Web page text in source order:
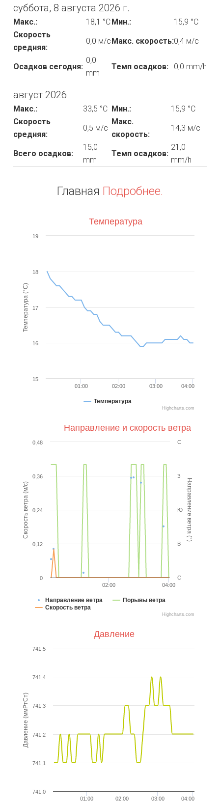
суббота, 8 августа 2026 г.
Макс.: 18,1 °CМин.:
15,9 °C
Скорость
средняя:
0,0 м/сМакс. скорость:0,4 м/с
Осадков сегодня:
0,0
mm
Темп осадков: 0,0 mm/h
август 2026
Макс.: 33,5 °C Мин.:
15,9 °C
Скорость
средняя:
0,5 м/с
Макс.
скорость:
14,3 м/с
Всего осадков:
15,0
mm
Темп осадков:
21,0
mm/h
Главная Подробнее.
Температура (°C)
Температура
01:00 02:00 03:00 04:00
15
16
17
18
19
Highcharts.com
Температура
Скорость ветра (м/с) Направление ветра (°)
Направление ветра
Порывы ветра
Скорость ветра
02:00 04:00
0
0,12
0,24
0,36
0,48
Highcharts.com
Направление и скорость ветра
С
В
Ю
З
С
Давление (ммРтСт)
01:00 02:00 03:00 04:00
741,0
741,1
741,2
741,3
741,4
741,5
Давление